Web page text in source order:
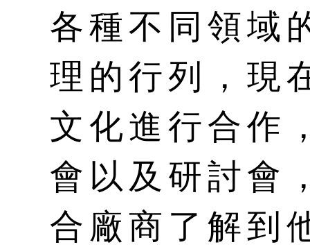
各種不同領域
理的行列，現
文化進行合作
會以及研討會
合廠商了解到